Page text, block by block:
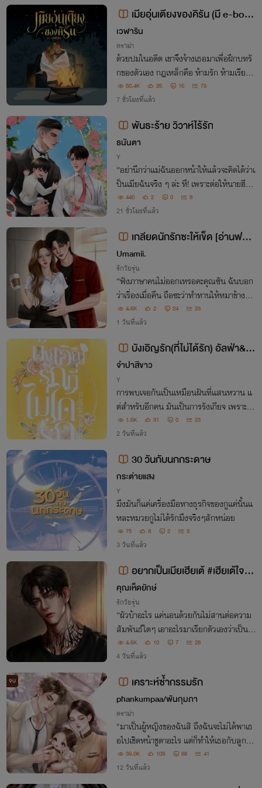
เมียอุ่นเตียงของคิรัน (มี e-boo
k)
เวฬาริน
ดราม่า
ด้วยปมในอดีต เขาจึงจ้างเธอมาเพื่อฝึกบทรั
กของตัวเอง กฎเหล็กคือ ห้ามรัก ห้ามเรียกร้
อง ห้ามท้องโดยเด็ดขาด! เพราะคนที่เขาจะแต่
งงานด้วยไม่ใช่เธอ
50.4K 26 16 73
7 ชั่วโมงที่แล้ว
พันธะร้าย วิวาห์ไร้รัก
ธนันตา
Y
“อย่านึกว่าแม่ฉันออกหน้าให้แล้วจะคิดได้ว่าเ
ป็นเมียฉันจริง ๆ ล่ะ หึ! เพราะต่อให้นายฮีตต่
อหน้าฉัน ฉันก็จะไม่แตะต้อง!” ว่าก็ว่าเถอะ เป็
นโอเมก้ายีนเด่นแล้วอย่างไร ในเมื่อเขาก็ไม่ไ
440 2 0 8
21 ชั่วโมงที่แล้ว
เกลียดนักรักซะให้เข็ด [อ่านฟรี|มี
E-book]
Umamii.
รักวัยรุ่น
“ฟังภาษาคนไม่ออกเหรอคะคุณซัน ฉันบอก
ว่าเรื่องเมื่อคืน ถือซะว่าทำทานให้หมาข้างถน
นที่มันกำลังติดสัดก็แล้วกัน”
4.6K 2 24 23
1 วันที่แล้ว
บังเอิญรัก(ที่ไม่ได้รัก) อัลฟ่า&โอเ
มก้า
จำปาสีขาว
Y
การพบเจอกันเป็นเหมือนฝันที่แสนหวาน แ
ต่สำหรับอีกคน มันเป็นการรังเกียจ เพราะค
นที่รักไม่ใช่คนที่ยืนอยู่ตรงหน้าในวันแต่งงา
น แต่เป็นคนที่เขาไม่ได้เป็นคนเลือก ทั้งแค้น
1.6K 31 0 23
2 วันที่แล้ว
30 วันกับนกกระดาษ
กระต่ายแสง
Y
มึงมันก็แค่เครื่องมือทางธุรกิจของกูแค่นั้นแ
หละหมวยกูไม่ได้รักมึงจริงๆสักหน่อย
75 8 2 3
3 วันที่แล้ว
อยากเป็นเมียเฮียเต้ #เฮียเต้ใจร้า
ย
คุณเห็ดยักษ์
รักวัยรุ่น
“ผัวบ้าอะไร แค่นอนด้วยกันไม่สานต่อความ
สัมพันธ์ใดๆ เอาอะไรมาเรียกตัวเองว่าเป็นผัว
วะ”4.6K 10 7 28
4 วันที่แล้ว
จบ เคราะห์ซ้ำกรรมรัก
phankumpaa/พันกุมภา
ดราม่า
"มาเป็นผู้หญิงของฉันสิ ถึงฉันจะไม่ได้พาเธ
อไปเชิดหน้าชูตาอะไร แต่ก็ทำให้เธอกับลูกมีกิ
นมีใช้ไปตลอดจนกว่าฉันจะเบื่อ"
39.0K 108 88 41
12 วันที่แล้ว